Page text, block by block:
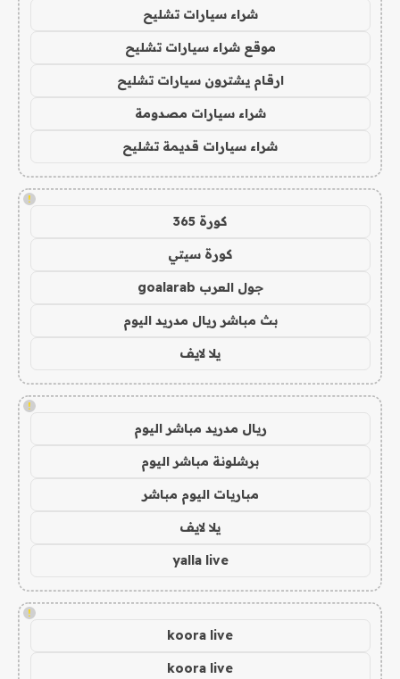
شراء سيارات تشليح
موقع شراء سيارات تشليح
ارقام يشترون سيارات تشليح
شراء سيارات مصدومة
شراء سيارات قديمة تشليح
!
كورة 365
كورة سيتي
جول العرب goalarab
بث مباشر ريال مدريد اليوم
يلا لايف
!
ريال مدريد مباشر اليوم
برشلونة مباشر اليوم
مباريات اليوم مباشر
يلا لايف
yalla live
!
koora live
koora live